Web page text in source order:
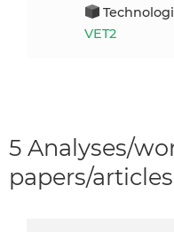
VET2
5 Analyses/
papers/articles